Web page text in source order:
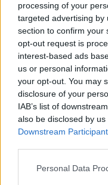
processing of your
targeted advertising by
section to confirm your
opt-out request is
interest-based ads
us or personal
your opt-out. You may
disclosure of your
IAB’s list of
also be disclosed by
Downstream
Please note that this
Personal Data
(Barcelona twitter)
ΗΜπαρτσελόνα
πανέμορφο
κόσμο για τη
από τις 11
του ισπανικού
ομάδα της